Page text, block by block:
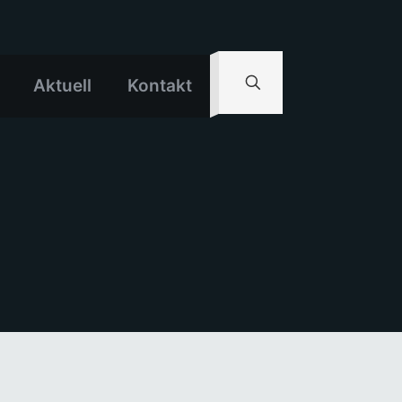
Aktuell Kontakt